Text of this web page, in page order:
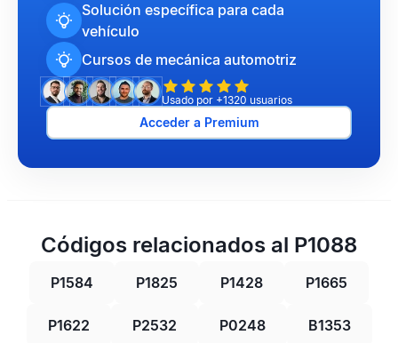
Solución específica para cada
vehículo
Cursos de mecánica automotriz
Usado por +1320 usuarios
Acceder a Premium
Códigos relacionados al P1088
P1584 P1825 P1428 P1665
P1622 P2532 P0248 B1353